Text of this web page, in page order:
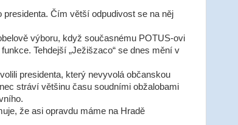
Čím větší odpudivost se na něj
výboru, když současnému POTUS-ovi
Tehdejší „Ježišzaco“ se dnes mění v
presidenta, který nevyvolá občanskou
stráví většinu času soudními obžalobami
že asi opravdu máme na Hradě